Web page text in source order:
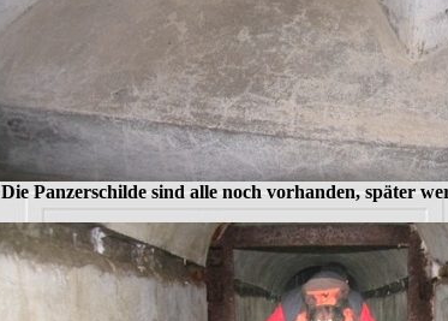
Die Panzerschilde sind alle noch vorhanden, später